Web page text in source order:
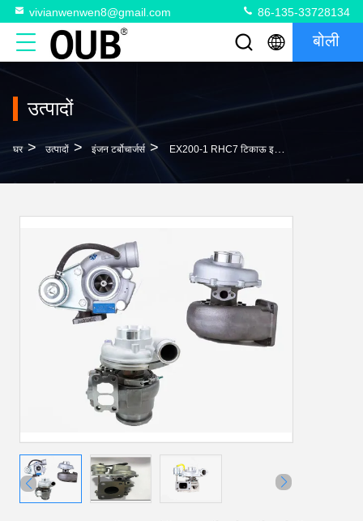
vivianwenwen8@gmail.com 86-135-33728134
बोली
उत्पादों
घर > उत्पादों > इंजन टर्बोचार्जर्स > EX200-1 RHC7 टिकाऊ इलेक्ट्रिक टर्बोचार्जर टर्बो चार्जर किट 1144002100 6BD1